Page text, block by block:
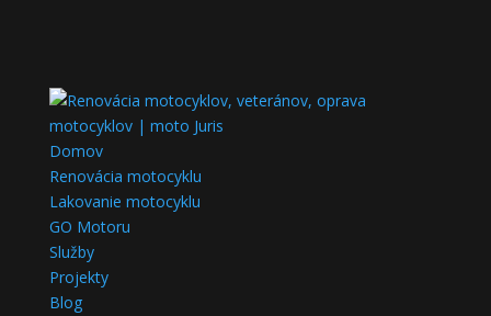
Domov
Renovácia motocyklu
Lakovanie motocyklu
GO Motoru
Služby
Projekty
Blog